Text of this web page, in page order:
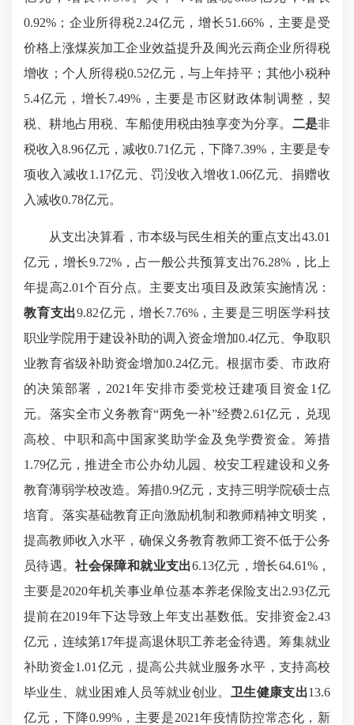
0.92%；企业所得税2.24亿元，增长51.66%，主要是受
价格上涨煤炭加工企业效益提升及闽光云商企业所得税
增收；个人所得税0.52亿元，与上年持平；其他小税种
5.4亿元，增长7.49%，主要是市区财政体制调整，契
税、耕地占用税、车船使用税由独享变为分享。 二是非
税收入8.96亿元，减收0.71亿元，下降7.39%，主要是专
项收入减收1.17亿元、罚没收入增收1.06亿元、捐赠收
入减收0.78亿元。
从支出决算看，市本级与民生相关的重点支出43.01
亿元，增长9.72%，占一般公共预算支出76.28%，比上
年提高2.01个百分点。主要支出项目及政策实施情况：
教育支出9.82亿元，增长7.76%，主要是三明医学科技
职业学院用于建设补助的调入资金增加0.4亿元、争取职
业教育省级补助资金增加0.24亿元。根据市委、市政府
的决策部署，2021年安排市委党校迁建项目资金1亿
元。落实全市义务教育“两免一补”经费2.61亿元，兑现
高校、中职和高中国家奖助学金及免学费资金。筹措
1.79亿元，推进全市公办幼儿园、校安工程建设和义务
教育薄弱学校改造。筹措0.9亿元，支持三明学院硕士点
培育。落实基础教育正向激励机制和教师精神文明奖，
提高教师收入水平，确保义务教育教师工资不低于公务
员待遇。社会保障和就业支出6.13亿元，增长64.61%，
主要是2020年机关事业单位基本养老保险支出2.93亿元
提前在2019年下达导致上年支出基数低。安排资金2.43
亿元，连续第17年提高退休职工养老金待遇。筹集就业
补助资金1.01亿元，提高公共就业服务水平，支持高校
毕业生、就业困难人员等就业创业。 卫生健康支出13.6
亿元，下降0.99%，主要是2021年疫情防控常态化，新